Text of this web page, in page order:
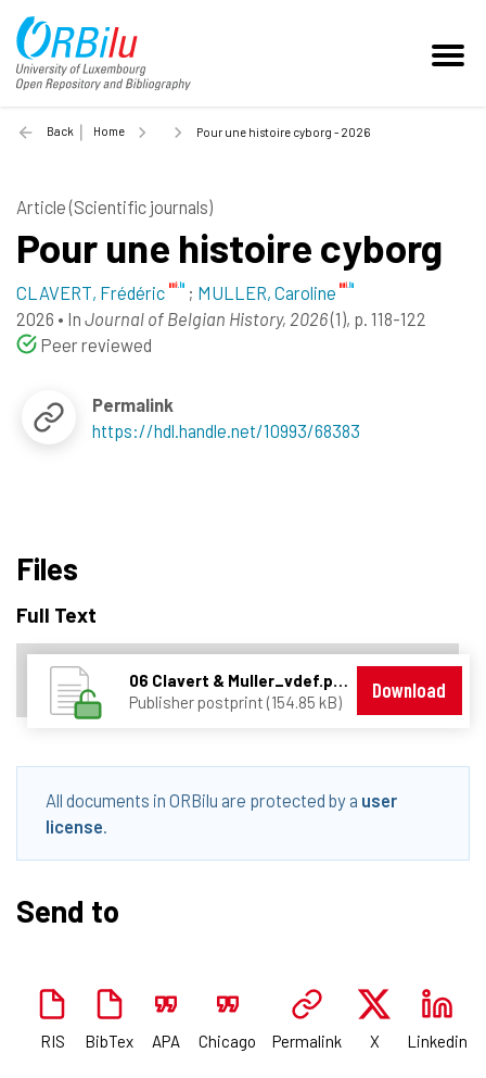
Back Home Pour une histoire cyborg - 2026
Article (Scientific journals)
Pour une histoire cyborg
CLAVERT, Frédéric ; MULLER, Caroline
2026 • In Journal of Belgian History, 2026(1), p. 118-122
Peer reviewed
Permalink
https://hdl.handle.net/10993/68383
Files
Full Text
06 Clavert & Muller_vdef.pdf
Publisher postprint (154.85 kB)
Download
All documents in ORBilu are protected by a user
license.
Send to
RIS BibTex APA Chicago Permalink X Linkedin